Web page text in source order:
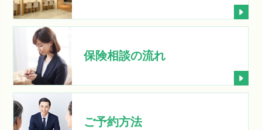
保険相談の流れ
ご予約方法